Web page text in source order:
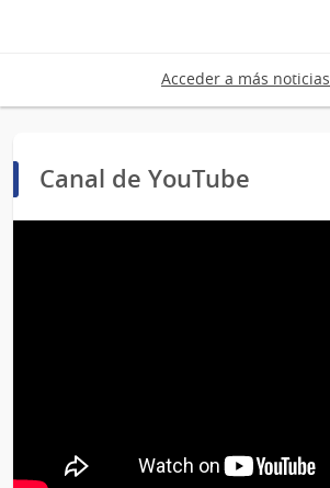
Acceder a más noticias
Canal de YouTube